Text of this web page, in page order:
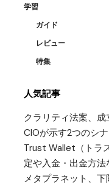
学習
ガイド
レビュー
特集
人気記事
クラリティ法案、
CIOが示す2つのシ
Trust Wallet（トラ
定や入金・出金方
メタプラネット、